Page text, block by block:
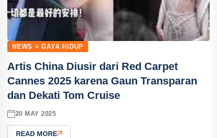
NEWS > GAYA HIDUP
Artis China Diusir dari Red Carpet
Cannes 2025 karena Gaun Transparan
dan Dekati Tom Cruise
20 MAY 2025
READ MORE